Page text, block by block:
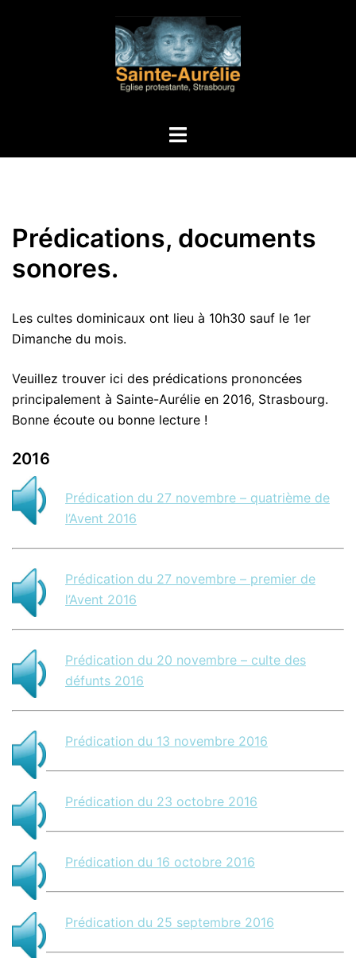
Ouvrir/fermer
Prédications, documents
sonores.
Les cultes dominicaux ont lieu à 10h30 sauf le 1er
Dimanche du mois.
Veuillez trouver ici des prédications prononcées
principalement à Sainte-Aurélie en 2016, Strasbourg.
Bonne écoute ou bonne lecture !
2016
Prédication du 27 novembre – quatrième de
l’Avent 2016
Prédication du 27 novembre – premier de
l’Avent 2016
Prédication du 20 novembre – culte des
défunts 2016
Prédication du 13 novembre 2016
Prédication du 23 octobre 2016
Prédication du 16 octobre 2016
Prédication du 25 septembre 2016